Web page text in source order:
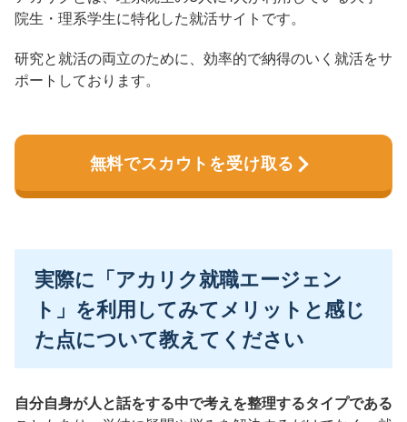
院生・理系学生に特化した就活サイトです。
研究と就活の両立のために、効率的で納得のいく就活をサ
ポートしております。
無料でスカウトを受け取る
実際に「アカリク就職エージェン
ト」を利用してみてメリットと感じ
た点について教えてください
自分自身が人と話をする中で考えを整理するタイプである